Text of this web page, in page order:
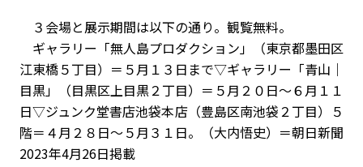
３会場と展示期間は以下の通り。観覧無料。
ギャラリー「無人島プロダクション」（東京都墨田区
江東橋５丁目）＝５月１３日まで▽ギャラリー「青山｜
目黒」（目黒区上目黒２丁目）＝５月２０日～６月１１
日▽ジュンク堂書店池袋本店（豊島区南池袋２丁目）５
階＝４月２８日～５月３１日。（大内悟史）＝朝日新聞
2023年4月26日掲載